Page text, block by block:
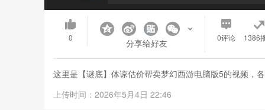
0 分享给好友 0评论 1386
这里是【谜底】体谅估价帮卖梦幻西游电脑版5的视频，
上传时间：2026年5月4日 22:46